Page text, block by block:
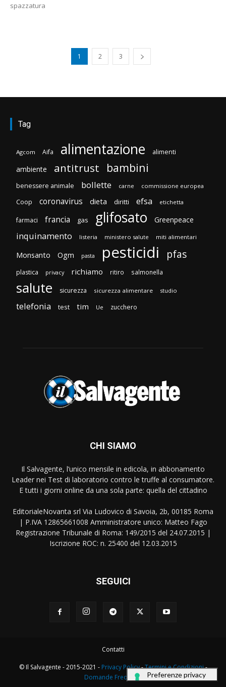
spazzatura
1 2 3
Tag
Agcom Aifa alimentazione alimenti
ambiente antitrust bambini
benessere animale bollette carne commissione europea
Coop coronavirus dieta diritti efsa etichetta
farmaci francia gas glifosato Greenpeace
inquinamento listeria ministero salute miti alimentari
Monsanto Ogm pasta pesticidi pfas
plastica privacy richiamo ritiro salmonella
salute sicurezza sicurezza alimentare studio
telefonia test tim Ue zucchero
CHI SIAMO
Il Salvagente, l’unico mensile in edicola, in abbonamento
Leader nei Test di laboratorio contro le truffe al consumatore.
E tutti i giorni online da una sola parte: quella del cittadino
EditorialeNovanta srl Via Ludovico di Savoia, 2b, 00185 Roma
| P.IVA 12865661008 Amministratore unico: Matteo Fago
Registrazione Tribunale di Roma: 149/2015 del 24.07.2015 |
Iscrizione ROC: n. 25400 del 12.03.2015
SEGUICI
Contatti
© Il Salvagente - 2015-2021 - Privacy Policy-Termini e Condizioni-
Domande Frequenti